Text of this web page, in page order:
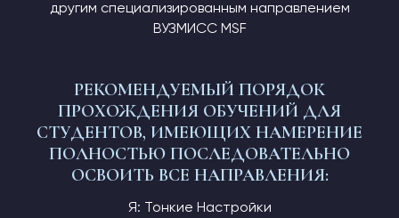
другим специализированным направлением
ВУЗМИСС MSF
РЕКОМЕНДУЕМЫЙ ПОРЯДОК
ПРОХОЖДЕНИЯ ОБУЧЕНИЙ ДЛЯ
СТУДЕНТОВ, ИМЕЮЩИХ НАМЕРЕНИЕ
ПОЛНОСТЬЮ ПОСЛЕДОВАТЕЛЬНО
ОСВОИТЬ ВСЕ НАПРАВЛЕНИЯ:
Я: Тонкие Настройки